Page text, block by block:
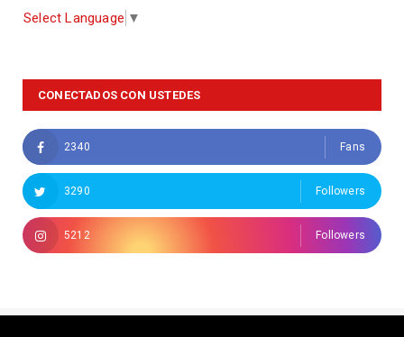
Select Language ▼
CONECTADOS CON USTEDES
2340 Fans
3290 Followers
5212 Followers